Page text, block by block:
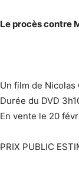
Le procès contre
Un film de
Durée du DVD
En vente le 20
PRIX PUBLIC